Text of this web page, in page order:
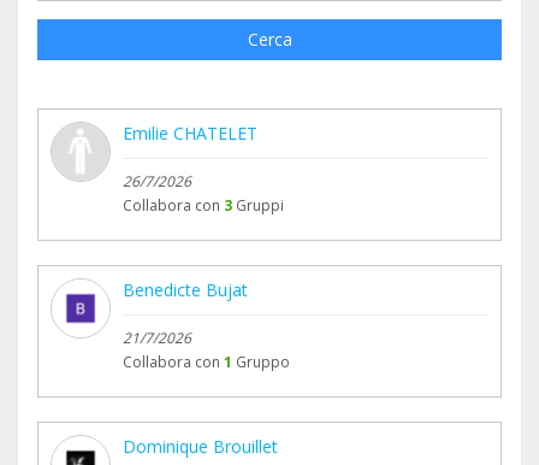
Cerca
Emilie CHATELET
26/7/2026
Collabora con 3 Gruppi
Benedicte Bujat
21/7/2026
Collabora con 1 Gruppo
Dominique Brouillet